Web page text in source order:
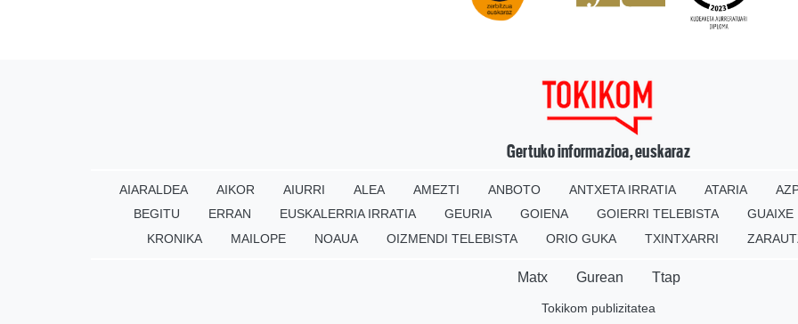
Gertuko informazioa, euskaraz
AIARALDEA AIKOR AIURRI ALEA AMEZTI ANBOTO ANTXETA IRRATIA ATARIA
BEGITU
ERRAN EUSKALERRIA IRRATIA GEURIA GOIENA GOIERRI TELEBISTA GUAIXE
KRONIKA
MAILOPE NOAUA OIZMENDI TELEBISTA ORIO GUKA TXINTXARRI
Matx Gurean Ttap
Tokikom publizitatea